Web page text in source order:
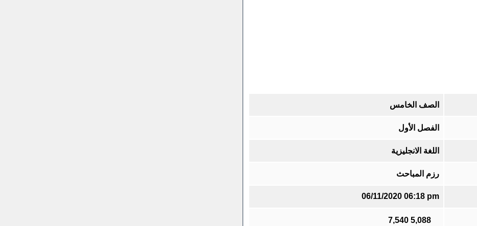
الصف الخامس
الفصل الأول
اللغة الانجليزية
رزم المباحث
06/11/2020 06:18 pm
5,088
7,540